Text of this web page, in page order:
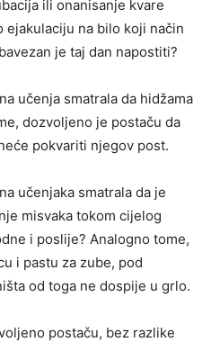
ili onanisanje kvare
ejakulaciju na bilo koji način
je taj dan napostiti?
učenja smatrala da hidžama
dozvoljeno je postaču da
pokvariti njegov post.
učenjaka smatrala da je
misvaka tokom cijelog
i poslije? Analogno tome,
i pastu za zube, pod
od toga ne dospije u grlo.
postaču, bez razlike